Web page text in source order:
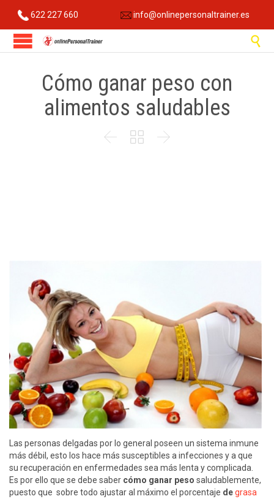
622 227 660 info@onlinepersonaltrainer.es

Cómo ganar peso con
alimentos saludables
  
Las personas delgadas por lo general poseen un sistema inmune
más débil, esto los hace más susceptibles a infecciones y a que
su recuperación en enfermedades sea más lenta y complicada.
Es por ello que se debe saber cómo ganar peso saludablemente,
puesto que sobre todo ajustar al máximo el porcentaje degrasa